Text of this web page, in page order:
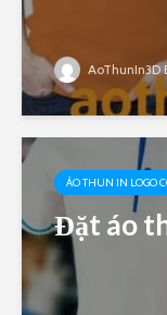
AoThunIn3D
ÁO THUN IN LOGO
Đặt áo